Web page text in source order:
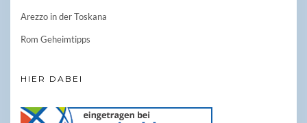
Arezzo in der Toskana
Rom Geheimtipps
HIER DABEI